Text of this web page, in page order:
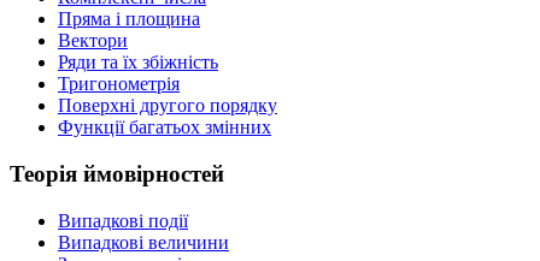
Пряма і площина
Вектори
Ряди та їх збіжність
Тригонометрія
Поверхні другого порядку
Функції багатьох змінних
Теорія ймовірностей
Випадкові події
Випадкові величини